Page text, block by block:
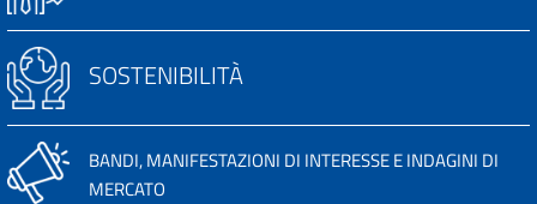
SOSTENIBILITÀ
BANDI, MANIFESTAZIONI DI INTERESSE E INDAGINI DI
MERCATO